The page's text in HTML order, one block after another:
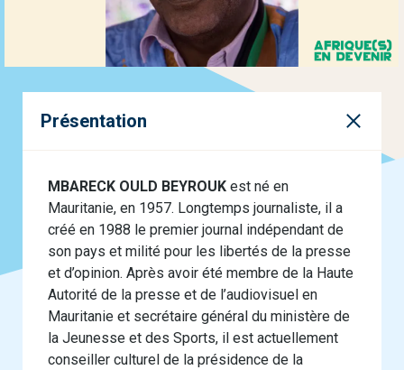
Présentation
MBARECK OULD BEYROUK est né en
Mauritanie, en 1957. Longtemps journaliste, il a
créé en 1988 le premier journal indépendant de
son pays et milité pour les libertés de la presse
et d’opinion. Après avoir été membre de la Haute
Autorité de la presse et de l’audiovisuel en
Mauritanie et secrétaire général du ministère de
la Jeunesse et des Sports, il est actuellement
conseiller culturel de la présidence de la